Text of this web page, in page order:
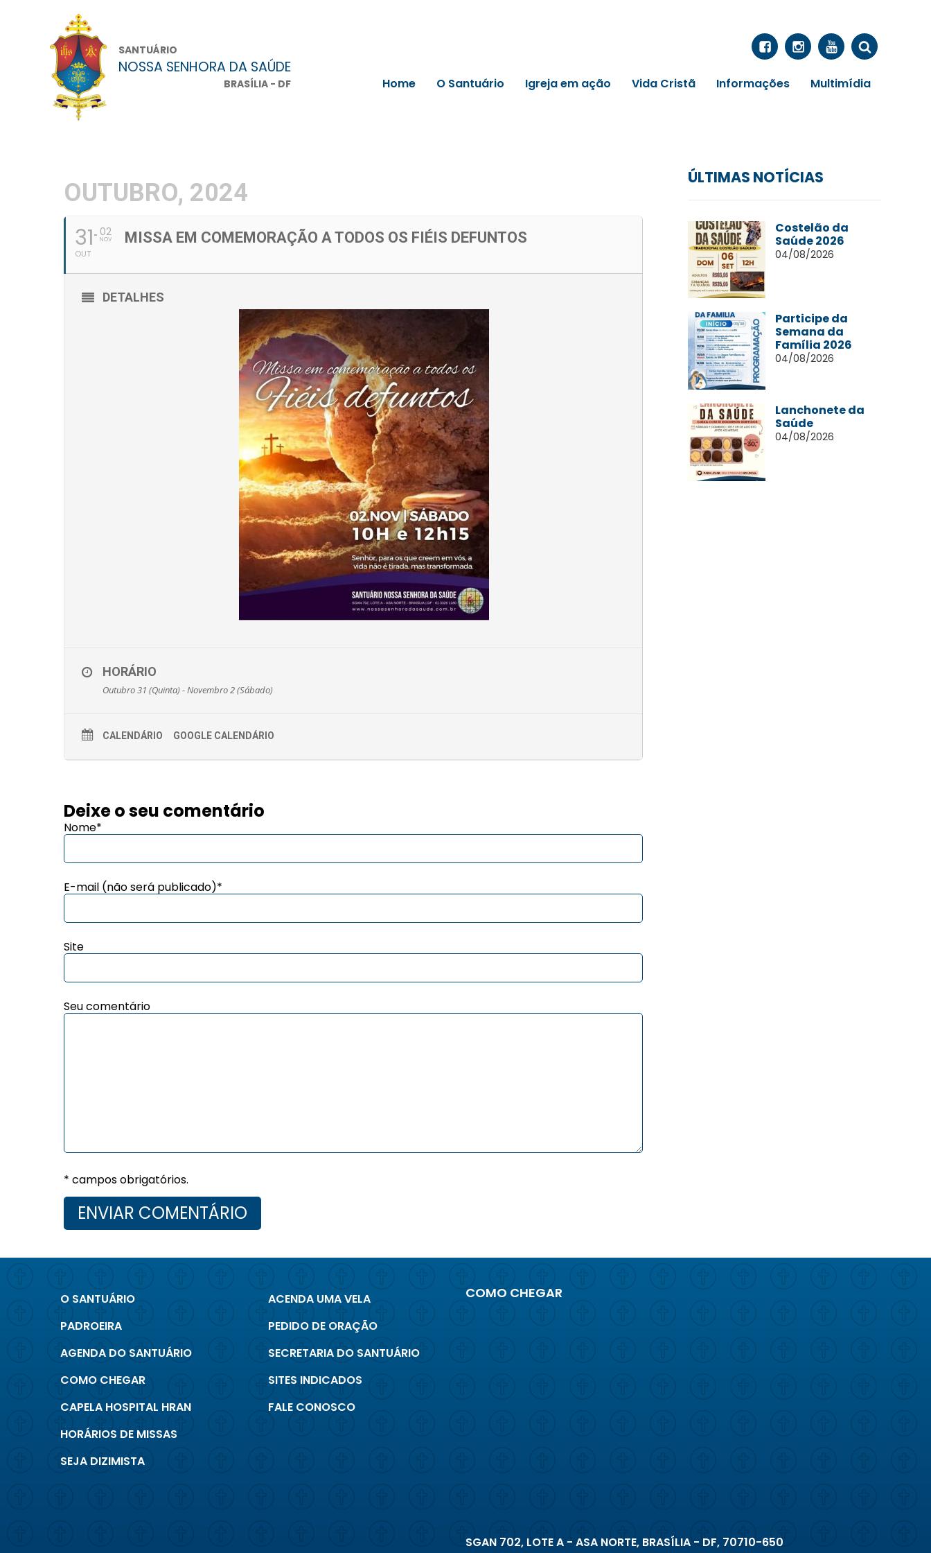
SANTUÁRIO
NOSSA SENHORA DA SAÚDE
BRASÍLIA - DF Home O Santuário Igreja em ação Vida Cristã Informações Multimídia
OUTUBRO, 2024
31
OUT
02
NOV MISSA EM COMEMORAÇÃO A TODOS OS FIÉIS DEFUNTOS
DETALHES
HORÁRIO
Outubro 31 (Quinta) - Novembro 2 (Sábado)
CALENDÁRIO GOOGLE CALENDÁRIO
Deixe o seu comentário
Nome*
E-mail (não será publicado)*
Site
Seu comentário
* campos obrigatórios.
ÚLTIMAS NOTÍCIAS
Costelão da
Saúde 2026
04/08/2026
Participe da
Semana da
Família 2026
04/08/2026
Lanchonete da
Saúde
04/08/2026
O SANTUÁRIO
PADROEIRA
AGENDA DO SANTUÁRIO
COMO CHEGAR
CAPELA HOSPITAL HRAN
HORÁRIOS DE MISSAS
SEJA DIZIMISTA
ACENDA UMA VELA
PEDIDO DE ORAÇÃO
SECRETARIA DO SANTUÁRIO
SITES INDICADOS
FALE CONOSCO
COMO CHEGAR
SGAN 702, LOTE A - ASA NORTE, BRASÍLIA - DF, 70710-650